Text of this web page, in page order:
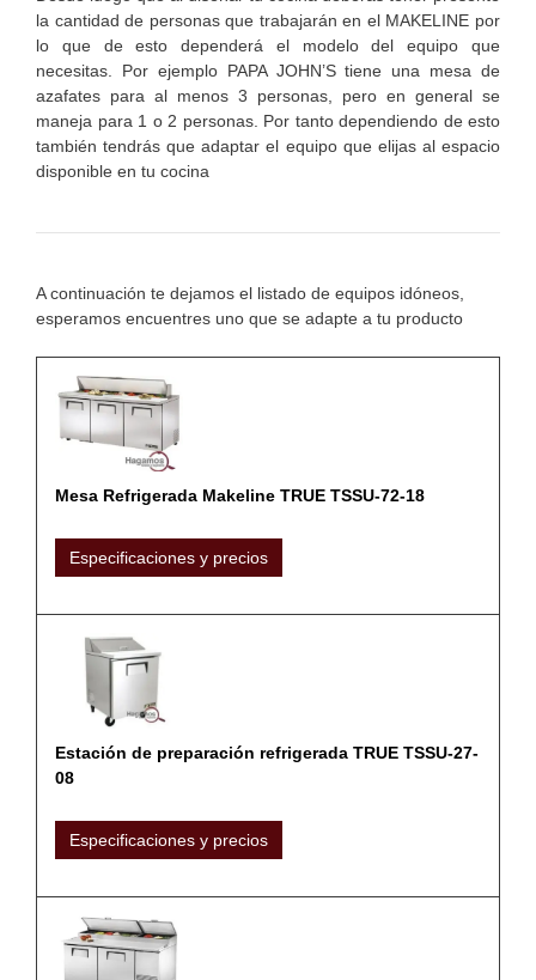
la cantidad de personas que trabajarán en el MAKELINE por
lo que de esto dependerá el modelo del equipo que
necesitas. Por ejemplo PAPA JOHN’S tiene una mesa de
azafates para al menos 3 personas, pero en general se
maneja para 1 o 2 personas. Por tanto dependiendo de esto
también tendrás que adaptar el equipo que elijas al espacio
disponible en tu cocina
A continuación te dejamos el listado de equipos idóneos,
esperamos encuentres uno que se adapte a tu producto
Mesa Refrigerada Makeline TRUE TSSU-72-18
Especificaciones y precios
Estación de preparación refrigerada TRUE TSSU-27-
08
Especificaciones y precios